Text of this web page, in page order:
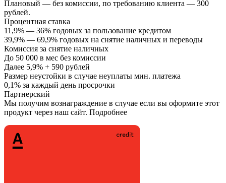
Плановый — без комиссии, по требованию клиента — 300
рублей.
Процентная ставка
11,9% — 36% годовых за пользование кредитом
39,9% — 69,9% годовых на снятие наличных и переводы
Комиссия за снятие наличных
До 50 000 в мес без комиссии
Далее 5,9% + 590 рублей
Размер неустойки в случае неуплаты мин. платежа
0,1% за каждый день просрочки
Партнерский
Мы получим вознаграждение в случае если вы оформите этот
продукт через наш сайт. Подробнее